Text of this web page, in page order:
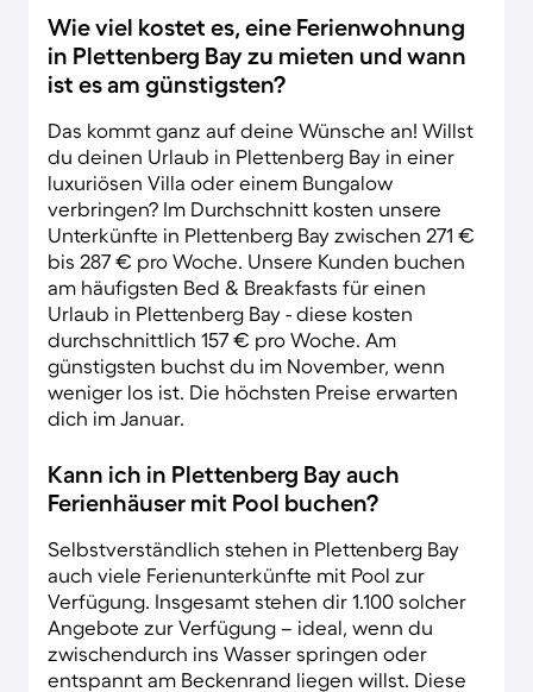
Wie viel kostet es, eine Ferienwohnung
in Plettenberg Bay zu mieten und wann
ist es am günstigsten?
Das kommt ganz auf deine Wünsche an! Willst
du deinen Urlaub in Plettenberg Bay in einer
luxuriösen Villa oder einem Bungalow
verbringen? Im Durchschnitt kosten unsere
Unterkünfte in Plettenberg Bay zwischen 271 €
bis 287 € pro Woche. Unsere Kunden buchen
am häufigsten Bed & Breakfasts für einen
Urlaub in Plettenberg Bay - diese kosten
durchschnittlich 157 € pro Woche. Am
günstigsten buchst du im November, wenn
weniger los ist. Die höchsten Preise erwarten
dich im Januar.
Kann ich in Plettenberg Bay auch
Ferienhäuser mit Pool buchen?
Selbstverständlich stehen in Plettenberg Bay
auch viele Ferienunterkünfte mit Pool zur
Verfügung. Insgesamt stehen dir 1.100 solcher
Angebote zur Verfügung – ideal, wenn du
zwischendurch ins Wasser springen oder
entspannt am Beckenrand liegen willst. Diese